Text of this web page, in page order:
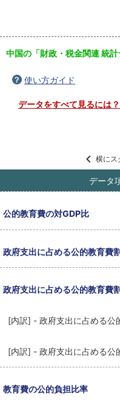
中国の「財政・税金関連 統計
使い方ガイド
データをすべて見るには？
横にス
データ
公的教育費の対GDP比
政府支出に占める公的教育費
政府支出に占める公的教育費
[内訳] - 政府支出に占める公
[内訳] - 政府支出に占める公
教育費の公的負担比率